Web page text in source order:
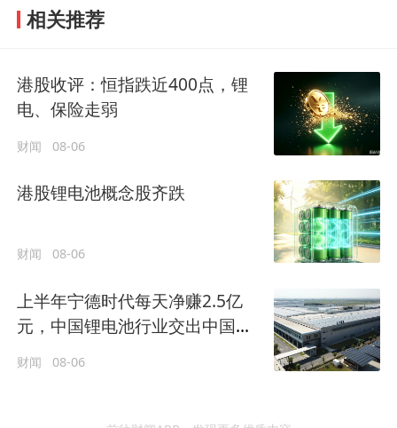
相关推荐
港股收评：恒指跌近400点，锂
电、保险走弱
财闻 08-06
港股锂电池概念股齐跌
财闻 08-06
上半年宁德时代每天净赚2.5亿
元，中国锂电池行业交出中国制
财闻 08-06